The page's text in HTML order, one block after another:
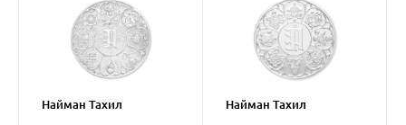
Найман Тахил Найман Тахил